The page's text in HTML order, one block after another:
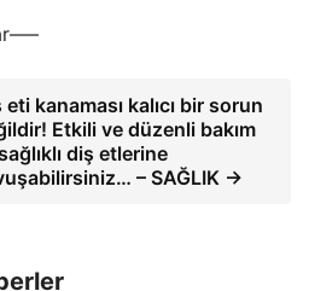
eti kanaması kalıcı bir sorun
Etkili ve düzenli bakım
diş etlerine
– SAĞLIK →